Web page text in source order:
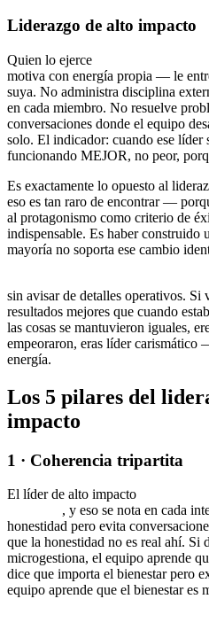
Liderazgo de alto impacto
Quien lo ejerce
motiva con energía propia — le
suya. No administra disciplina
en cada miembro. No resuelve
conversaciones donde el equipo
solo. El indicador: cuando ese líder
funcionando MEJOR, no peor,
Es exactamente lo opuesto al
eso es tan raro de encontrar —
al protagonismo como criterio de
indispensable. Es haber construido
mayoría no soporta ese cambio
sin avisar de detalles operativos.
resultados mejores que cuando
las cosas se mantuvieron iguales,
empeoraron, eras líder carismático
energía.
Los 5 pilares del
impacto
1 · Coherencia tripartita
El líder de alto impacto
, y eso se nota en cada
honestidad pero evita
que la honestidad no es real ahí. Si
microgestiona, el equipo aprende
dice que importa el bienestar pero
equipo aprende que el bienestar es